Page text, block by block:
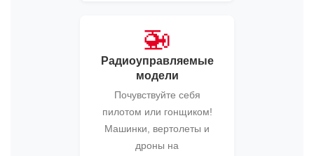
🚁
Радиоуправляемые
модели
Почувствуйте себя
пилотом или гонщиком!
Машинки, вертолеты и
дроны на